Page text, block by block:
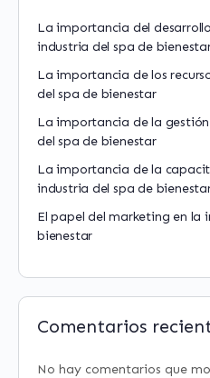
La importancia del
industria del spa de
La importancia de los
del spa de bienestar
La importancia de la
del spa de bienestar
La importancia de la
industria del spa de
El papel del marketing en la
bienestar
Comentarios
No hay comentarios que